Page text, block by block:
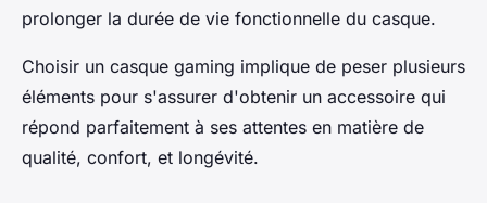
prolonger la durée de vie fonctionnelle du casque.
Choisir un casque gaming implique de peser plusieurs
éléments pour s'assurer d'obtenir un accessoire qui
répond parfaitement à ses attentes en matière de
qualité, confort, et longévité.